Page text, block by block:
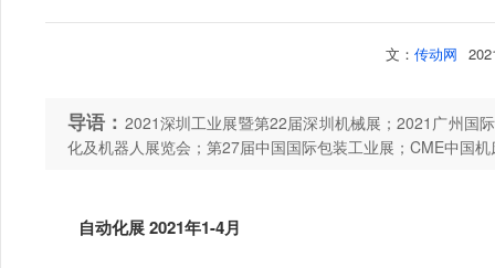
文： 传动网
导语： 2021深圳工业展暨第22届深圳机械展；2021广州国
化及机器人展览会；第27届中国国际包装工业展；CME中国
自动化展 2021年1-4月